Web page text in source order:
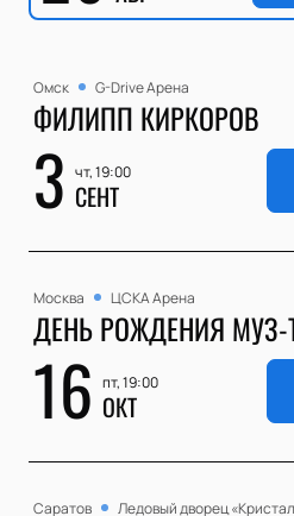
Омск G-Drive Арена
ФИЛИПП КИРКОРОВ
3 чт, 19:00
СЕНТ
Москва ЦСКА Арена
ДЕНЬ РОЖДЕНИЯ МУЗ-
16 пт, 19:00
ОКТ
Саратов Ледовый дворец